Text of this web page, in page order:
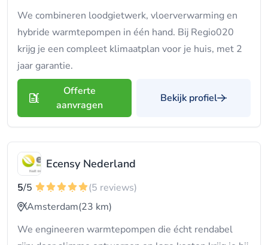
We combineren loodgietwerk, vloerverwarming en
hybride warmtepompen in één hand. Bij Regio020
krijg je een compleet klimaatplan voor je huis, met 2
jaar garantie.
Offerte
aanvragen
Bekijk profiel
Ecensy Nederland
5/5
(5 reviews)
Amsterdam(23 km)
We engineeren warmtepompen die écht rendabel